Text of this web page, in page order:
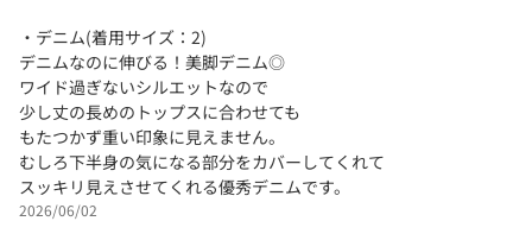
・デニム(着用サイズ：2)
デニムなのに伸びる！美脚デニム◎
ワイド過ぎないシルエットなので
少し丈の長めのトップスに合わせても
もたつかず重い印象に見えません。
むしろ下半身の気になる部分をカバーしてくれて
スッキリ見えさせてくれる優秀デニムです。
2026/06/02